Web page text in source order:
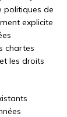
politiques de
explicite
chartes
les droits